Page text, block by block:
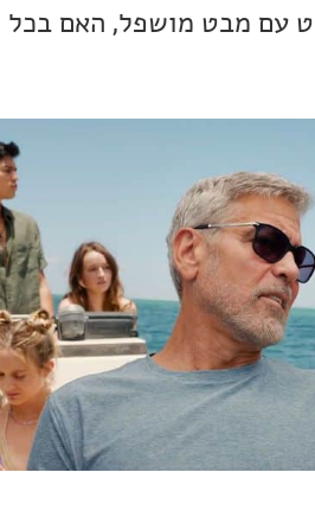
עם מבט מושפל, האם